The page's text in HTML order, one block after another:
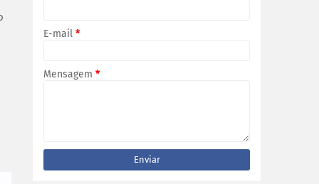
E-mail *
Mensagem *